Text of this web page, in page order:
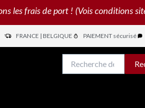
les frais de port ! (Vois conditions
FRANCE | BELGIQUE PAIEMENT sécurisé
pour :